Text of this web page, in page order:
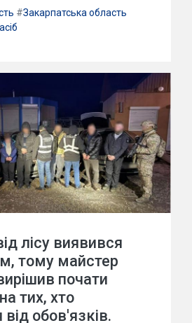
#Закарпатська область
лісу виявився
тому майстер
почати
тих, хто
обов'язків.